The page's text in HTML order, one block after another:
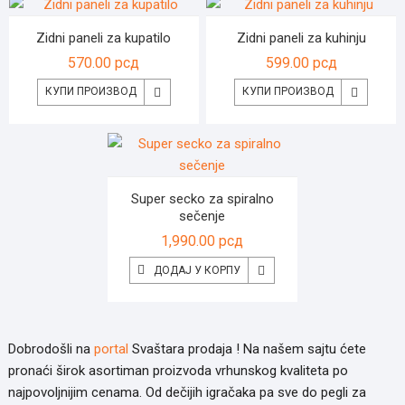
1,190.00 рсд.
Zidni paneli za kupatilo
570.00рсд
КУПИ ПРОИЗВОД
Zidni paneli za kuhinju
599.00 рсд
КУПИ ПРОИЗВОД
Super secko za spiralno
sečenje
1,990.00рсд
ДОДАЈ У КОРПУ
Dobrodošli na portal Svaštara prodaja ! Na našem sajtu ćete
pronaći širok asortiman proizvoda vrhunskog kvaliteta po
najpovoljnijim cenama. Od dečijih igračaka pa sve do pegli za